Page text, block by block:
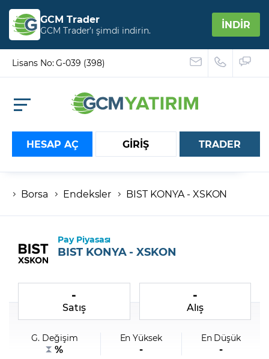
GCM Trader
GCM Trader’ı şimdi indirin. İNDİR
Lisans No: G-039 (398)
HESAP AÇ GİRİŞ
Hesap numaranız
Şifremi Unuttum
TRADER
Borsa Endeksler BIST KONYA - XSKON
Pay Piyasası
BIST KONYA - XSKON
-
Satış
-
Alış
G. Değişim
%
En Yüksek
-
En Düşük
-